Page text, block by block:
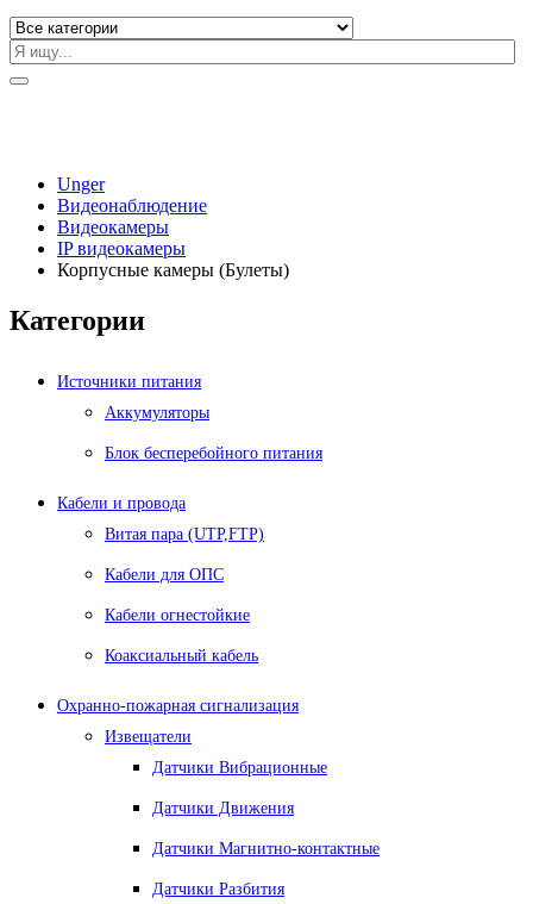
Unger
Видеонаблюдение
Видеокамеры
IP видеокамеры
Корпусные камеры (Булеты)
Категории
Источники питания
Аккумуляторы
Блок бесперебойного питания
Кабели и провода
Витая пара (UTP,FTP)
Кабели для ОПС
Кабели огнестойкие
Коаксиальный кабель
Охранно-пожарная сигнализация
Извещатели
Датчики Вибрационные
Датчики Движения
Датчики Магнитно-контактные
Датчики Разбития